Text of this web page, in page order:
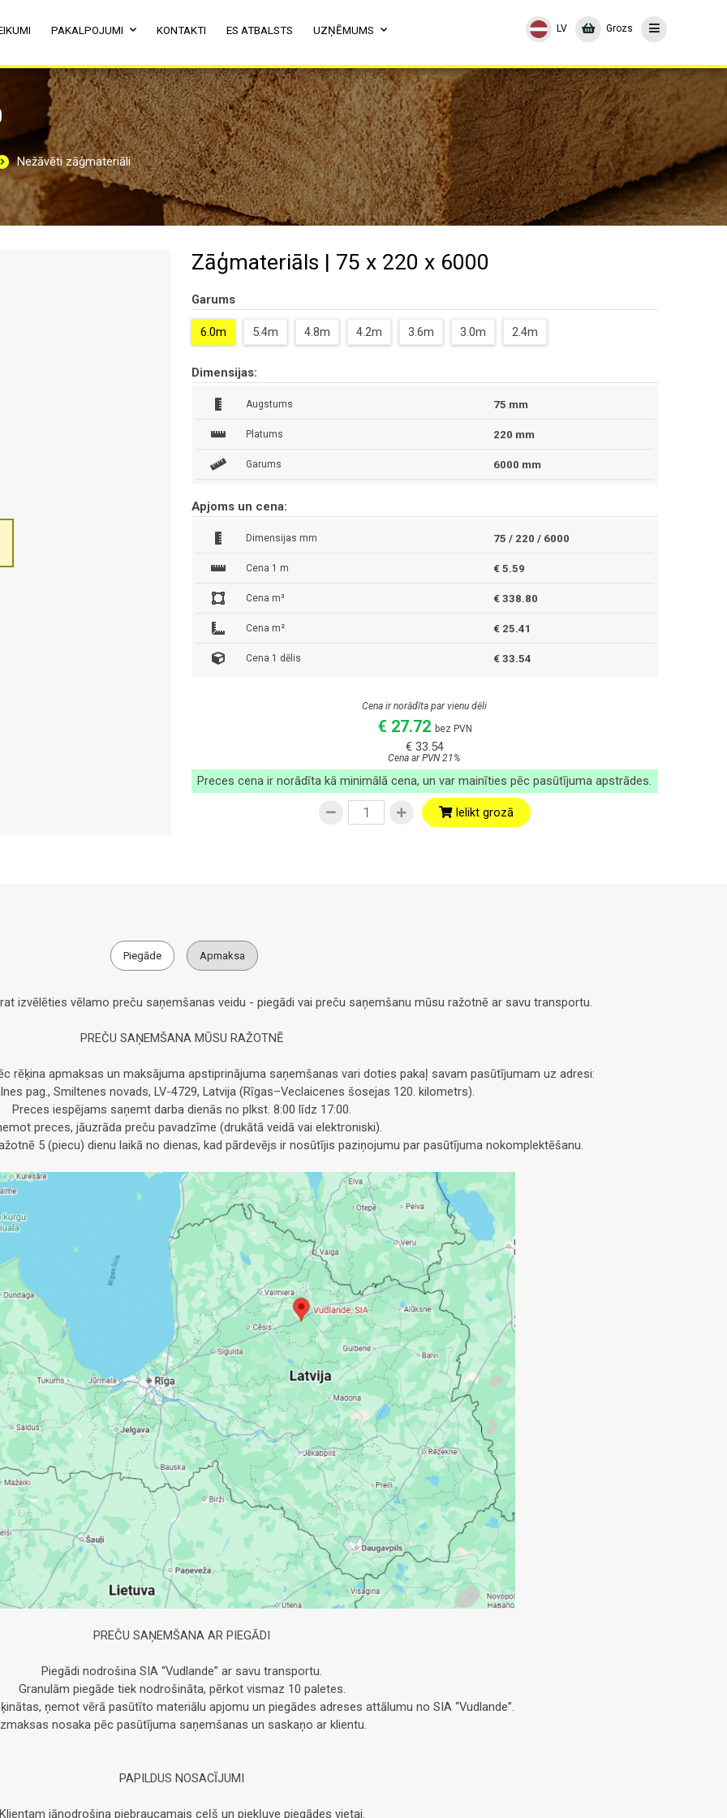
PAKALPOJUMI KONTAKTI ES ATBALSTS
UZŅĒMUMS
Grozs
LV
Nežāvēti zāģmateriāli
Zāģmateriāls | 75 x 220 x 6000
Garums
6.0m 5.4m 4.8m 4.2m 3.6m 3.0m 2.4m
Dimensijas:
Augstums 75 mm
Platums 220 mm
Garums 6000 mm
Apjoms un cena:
Dimensijas mm 75 / 220 / 6000
Cena 1 m € 5.59
Cena m³ € 338.80
Cena m² € 25.41
Cena 1 dēlis € 33.54
Cena ir norādīta par vienu dēli
€ 27.72 bez PVN
€ 33.54
Cena ar PVN 21%
Preces cena ir norādīta kā minimālā cena, un var mainīties pēc pasūtījuma apstrādes.
Ielikt grozā
Piegāde Apmaksa
izvēlēties vēlamo preču saņemšanas veidu - piegādi vai preču saņemšanu mūsu ražotnē ar savu transportu.
PREČU SAŅEMŠANA MŪSU RAŽOTNĒ
rēķina apmaksas un maksājuma apstiprinājuma saņemšanas vari doties pakaļ savam pasūtījumam uz adresi:
pag., Smiltenes novads, LV-4729, Latvija (Rīgas–Veclaicenes šosejas 120. kilometrs).
Preces iespējams saņemt darba dienās no plkst. 8:00 līdz 17:00.
preces, jāuzrāda preču pavadzīme (drukātā veidā vai elektroniski).
5 (piecu) dienu laikā no dienas, kad pārdevējs ir nosūtījis paziņojumu par pasūtījuma nokomplektēšanu.
PREČU SAŅEMŠANA AR PIEGĀDI
Piegādi nodrošina SIA “Vudlande” ar savu transportu.
Granulām piegāde tiek nodrošināta, pērkot vismaz 10 paletes.
ņemot vērā pasūtīto materiālu apjomu un piegādes adreses attālumu no SIA “Vudlande”.
nosaka pēc pasūtījuma saņemšanas un saskaņo ar klientu.
PAPILDUS NOSACĪJUMI
Klientam jānodrošina piebraucamais ceļš un piekļuve piegādes vietai.